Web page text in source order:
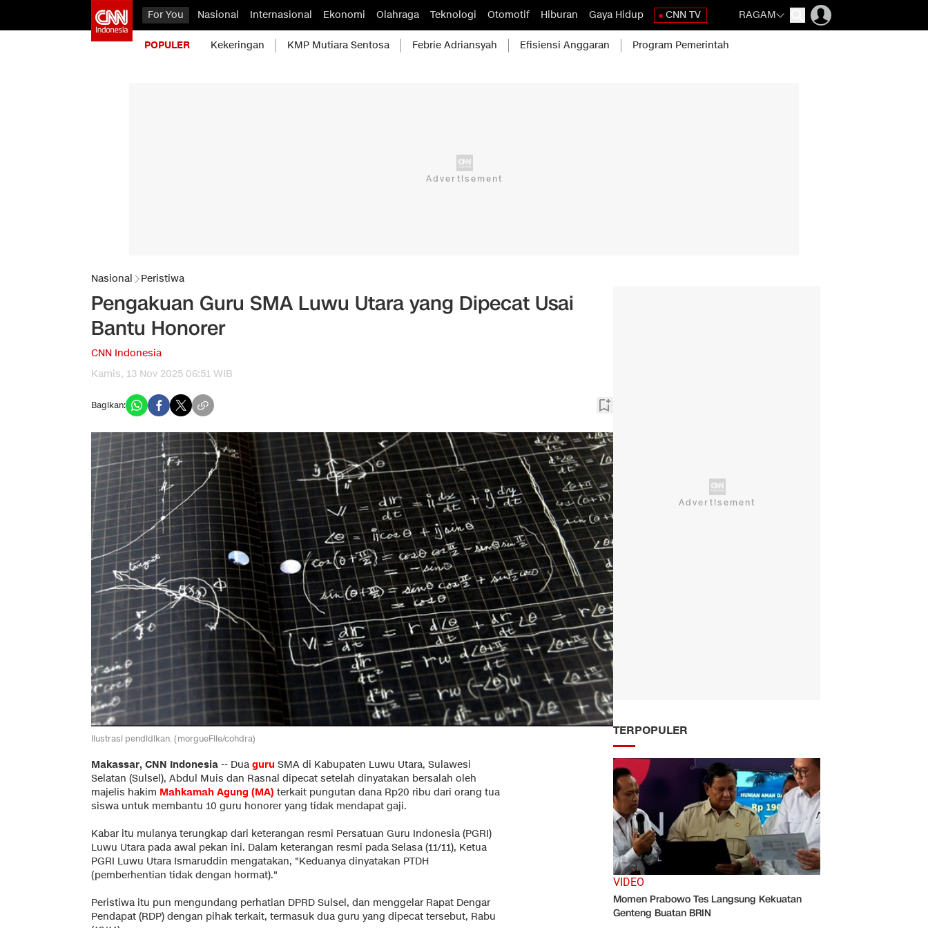
For You Nasional Internasional Ekonomi Olahraga Teknologi Otomotif Hiburan Gaya Hidup CNN TV RAGAM
POPULER Kekeringan KMP Mutiara Sentosa Febrie Adriansyah Efisiensi Anggaran Program Pemerintah
Nasional Peristiwa
Pengakuan Guru SMA Luwu Utara yang Dipecat Usai
Bantu Honorer
CNN Indonesia
Kamis, 13 Nov 2025 06:51 WIB
Bagikan:
Ilustrasi pendidikan. (morgueFile/cohdra)
Makassar, CNN Indonesia -- Dua guru SMA di Kabupaten Luwu Utara, Sulawesi
Selatan (Sulsel), Abdul Muis dan Rasnal dipecat setelah dinyatakan bersalah oleh
majelis hakim Mahkamah Agung (MA) terkait pungutan dana Rp20 ribu dari orang tua
siswa untuk membantu 10 guru honorer yang tidak mendapat gaji.
Kabar itu mulanya terungkap dari keterangan resmi Persatuan Guru Indonesia (PGRI)
Luwu Utara pada awal pekan ini. Dalam keterangan resmi pada Selasa (11/11), Ketua
PGRI Luwu Utara Ismaruddin mengatakan, "Keduanya dinyatakan PTDH
(pemberhentian tidak dengan hormat)."
Peristiwa itu pun mengundang perhatian DPRD Sulsel, dan menggelar Rapat Dengar
Pendapat (RDP) dengan pihak terkait, termasuk dua guru yang dipecat tersebut, Rabu
TERPOPULER
VIDEO
Momen Prabowo Tes Langsung Kekuatan
Genteng Buatan BRIN